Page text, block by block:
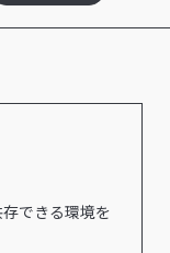
できる環境を